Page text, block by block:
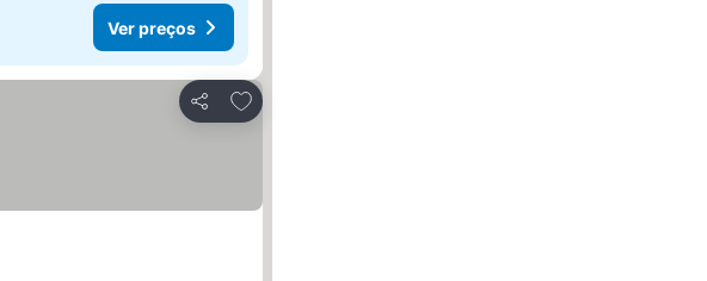
Ver preços
Partilhar
Adicionar aos favoritos